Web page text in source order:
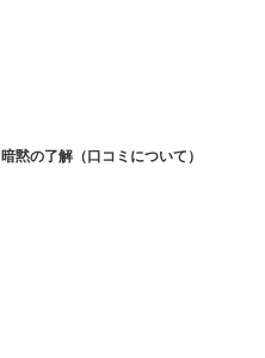
暗黙の了解（口コミについて）